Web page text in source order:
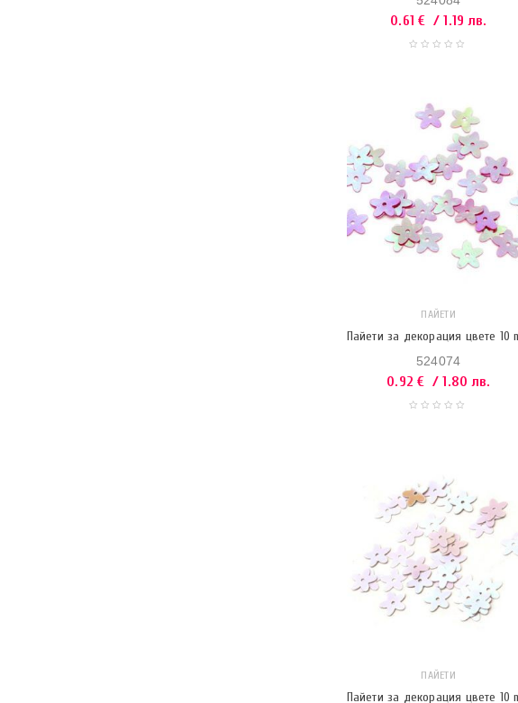
0.61€ / 1.19 лв.
ПАЙЕТИ
Пайети за декорация цвете 10
524074
0.92€ / 1.80 лв.
ПАЙЕТИ
Пайети за декорация цвете 10